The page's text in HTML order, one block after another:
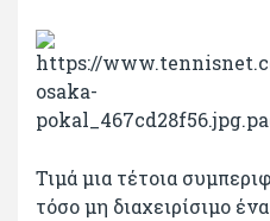
Τιμά μια τέτοια
τόσο μη διαχειρίσιμο